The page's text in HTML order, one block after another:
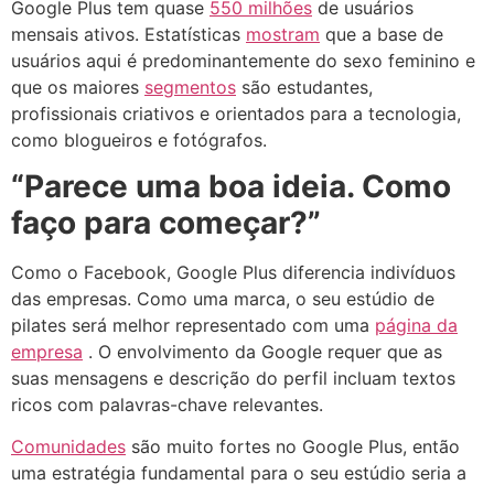
Google Plus tem quase 550 milhões de usuários
mensais ativos. Estatísticas mostram que a base de
usuários aqui é predominantemente do sexo feminino e
que os maiores segmentos são estudantes,
profissionais criativos e orientados para a tecnologia,
como blogueiros e fotógrafos.
“Parece uma boa ideia. Como
faço para começar?”
Como o Facebook, Google Plus diferencia indivíduos
das empresas. Como uma marca, o seu estúdio de
pilates será melhor representado com uma página da
empresa . O envolvimento da Google requer que as
suas mensagens e descrição do perfil incluam textos
ricos com palavras-chave relevantes.
Comunidades são muito fortes no Google Plus, então
uma estratégia fundamental para o seu estúdio seria a